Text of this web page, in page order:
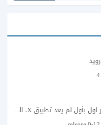
تطبيق اكس تابع الاخبار اول بأول لم يعد تطبيق X، المعروف سابقا باسم تويتر،...